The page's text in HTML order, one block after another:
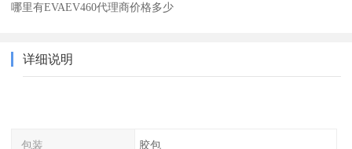
哪里有EVAEV460代理商价格多少
详细说明
包装 胶包